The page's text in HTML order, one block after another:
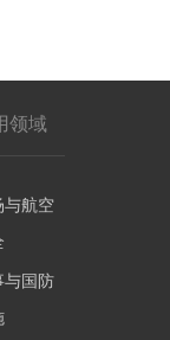
领域
与航空
与国防